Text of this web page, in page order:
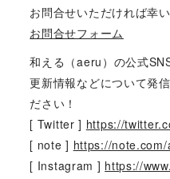
お問合せいただければ幸い
お問合せフォーム
和える（aeru）の公式
更新情報などについて発
ださい！
[ Twitter ] https://
[ note ] https://note.com/
[ Instagram ] https://